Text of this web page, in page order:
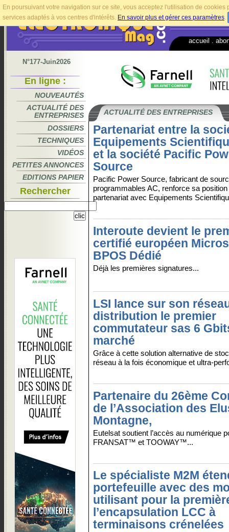
En poursuivant votre navigation sur ce site, vous acceptez l'utilisation de
services adaptés à vos centres d'intérêts. En savoir plus et gérer ces paramètres.
accueil
N°177-Juin2026
En ligne :
NOUVEAUTÉS
ACTUALITÉ DES
ENTREPRISES
DOSSIERS
TECHNIQUES
VIDÉOS
PETITES ANNONCES
EDITIONS PAPIER
Rechercher
ACTUALITÉ DES ENTREPRISES
Partenariat entre la
Equipements
et la société Pacific
Source
Pacific Power Source, fabricant de
programmables AC, renforce sa
partenariat avec Equipements
Interoute devient le
certifié européen
BPOS Dédié
Déjà les premières signatures...
LSI lance sur son
distribution le premier
commutateur sas 6
marché
Grâce à cette solution alternative de
réseau à la fois économique et ultra-
Partenaire du 26ème
de l’Association des
Montagne,
Eutelsat soutient l’accès au numérique
FRANSAT™ et TOOWAY™...
Le spécialiste M2M
portefeuille avec des
utilisant pour la
l’encapsulation LCC à
terminaisons crénelées